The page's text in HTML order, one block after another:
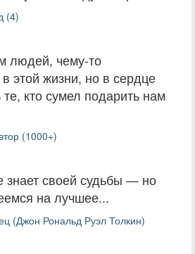
(4)
людей, чему-то
этой жизни, но в сердце
кто сумел подарить нам
(1000+)
знает своей судьбы — но
на лучшее...
(Джон Рональд Руэл Толкин)